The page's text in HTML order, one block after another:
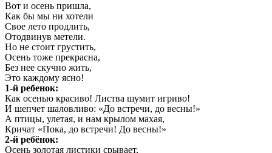
Вот и осень пришла,
Как бы мы ни хотели
Свое лето продлить,
Отодвинув метели.
Но не стоит грустить,
Осень тоже прекрасна,
Без нее скучно жить,
Это каждому ясно!
1-й ребенок:
Как осенью красиво! Листва шумит игриво!
И шепчет шаловливо: «До встречи, до весны!»
А птицы, улетая, и нам крылом махая,
Кричат «Пока, до встречи! До весны!»
2-й ребёнок:
Осень золотая листики срывает,